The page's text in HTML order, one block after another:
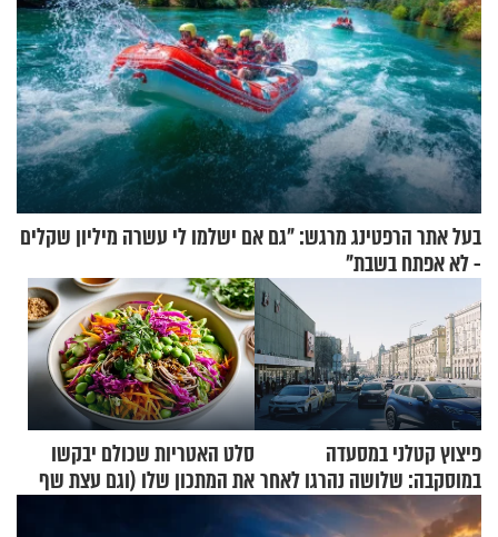
בעל אתר הרפטינג מרגש: "גם אם ישלמו לי עשרה מיליון שקלים
- לא אפתח בשבת"
פיצוץ קטלני במסעדה
במוסקבה: שלושה נהרגו לאחר
שמטען שנשאה אישה התפוצץ
סלט האטריות שכולם יבקשו
את המתכון שלו (וגם עצת שף
להגשת הרוטב)